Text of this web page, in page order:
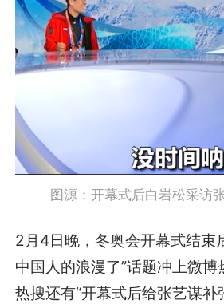
图源：开幕式后白岩松采访
2月4日晚，冬奥会开幕式结束
中国人的浪漫了”话题冲上微
热搜还有“开幕式后给张艺谋补